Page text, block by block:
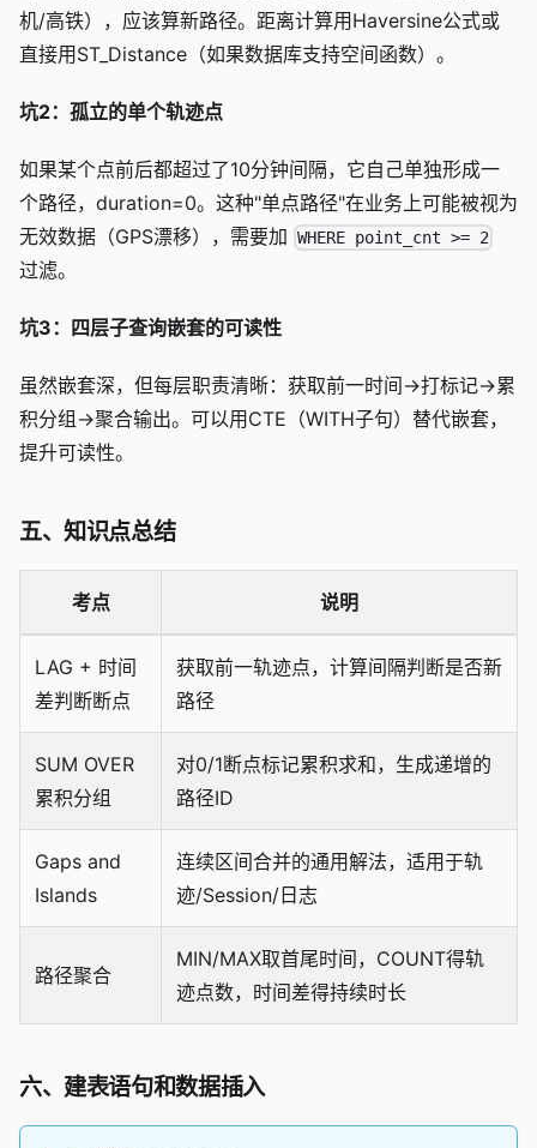
机/高铁），应该算新路径。距离计算用Haversine公式或
直接用ST_Distance（如果数据库支持空间函数）。
坑2：孤立的单个轨迹点
如果某个点前后都超过了10分钟间隔，它自己单独形成一
个路径，duration=0。这种"单点路径"在业务上可能被视为
无效数据（GPS漂移），需要加 WHERE point_cnt >= 2
过滤。
坑3：四层子查询嵌套的可读性
虽然嵌套深，但每层职责清晰：获取前一时间→打标记→累
积分组→聚合输出。可以用CTE（WITH子句）替代嵌套，
提升可读性。
五、知识点总结
考点 说明
LAG + 时间
差判断断点
获取前一轨迹点，计算间隔判断是否新
路径
SUM OVER
累积分组
对0/1断点标记累积求和，生成递增的
路径ID
Gaps and
Islands
连续区间合并的通用解法，适用于轨
迹/Session/日志
路径聚合
MIN/MAX取首尾时间，COUNT得轨
迹点数，时间差得持续时长
六、建表语句和数据插入